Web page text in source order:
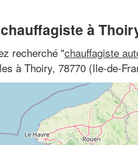
à
recherché "chauffagiste
à Thoiry, 78770 (Ile-de-